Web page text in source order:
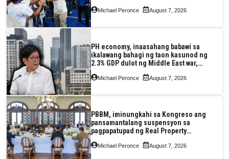
Michael Peronce August 7, 2026
PH economy, inaasahang babawi sa
ikalawang bahagi ng taon kasunod ng
2.3% GDP dulot ng Middle East war,
pagkaantala ng public construction
Michael Peronce August 7, 2026
PBBM, iminungkahi sa Kongreso ang
pansamantalang suspensyon sa
pagpapatupad ng Real Property
Valuation and Assessment Reform Act
Michael Peronce August 7, 2026